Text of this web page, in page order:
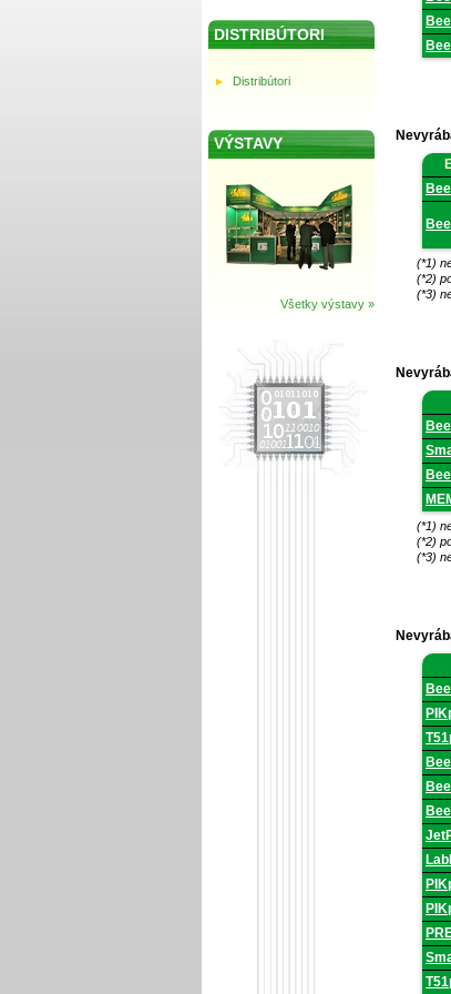
DISTRIBÚTORI
Distribútori
VÝSTAVY
Všetky výstavy »
ODM
plná
od
(*1)
(*2)
(*3)
stále
(*1)
(*2)
(*3)